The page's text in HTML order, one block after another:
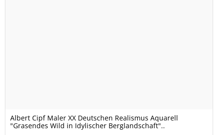
Albert Cipf Maler XX Deutschen Realismus Aquarell
"Grasendes Wild in Idylischer Berglandschaft"..